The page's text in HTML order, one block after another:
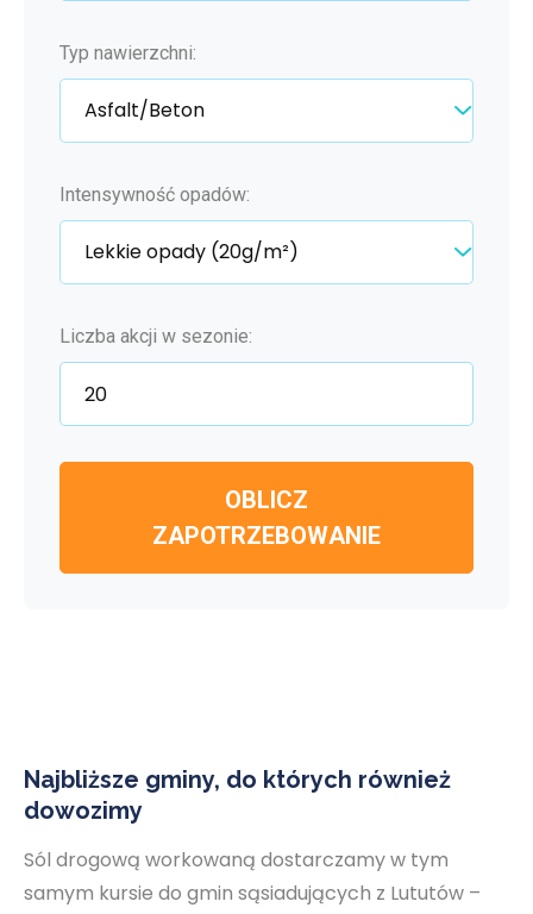
Typ nawierzchni:
Intensywność opadów:
Liczba akcji w sezonie:
OBLICZ
ZAPOTRZEBOWANIE
Najbliższe gminy, do których również
dowozimy
Sól drogową workowaną dostarczamy w tym
samym kursie do gmin sąsiadujących z Lututów –